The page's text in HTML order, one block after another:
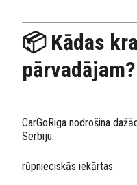
📦 Kādas
pārvadājam?
CarGoRiga nodrošina
Serbiju:
rūpnieciskās iekārtas